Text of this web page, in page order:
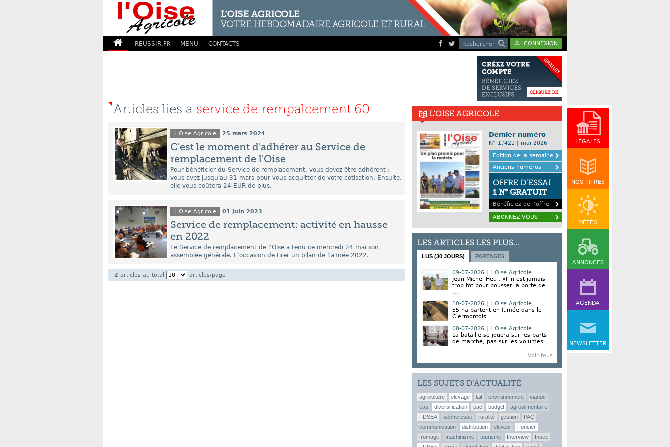
REUSSIR.FR MENU CONTACTS Rechercher CONNEXION
LÉGALES
NOS TITRES
MÉTÉO
ANNONCES
AGENDA
NEWSLETTER
Articles lies a service de rempalcement 60
L'Oise Agricole 25 mars 2024
C'est le moment d'adhérer au Service de
remplacement de l'Oise
Pour bénéficier du Service de remplacement, vous devez être adhérent ;
vous avez jusqu'au 31 mars pour vous acquitter de votre cotisation. Ensuite,
elle vous coûtera 24 EUR de plus.
L'Oise Agricole 01 juin 2023
Service de remplacement: activité en hausse
en 2022
Le Service de remplacement de l’Oise a tenu ce mercredi 24 mai son
assemblée générale. L’occasion de tirer un bilan de l’année 2022.
2 articles au total articles/page
L'OISE AGRICOLE
Dernier numéro
N° 17421 | mai 2026
Edition de la semaine
Anciens numéros
OFFRE D’ESSAI
1 N° GRATUIT
Bénéficiez de l’offre
ABONNEZ-VOUS
LES ARTICLES LES PLUS...
LUS (30 JOURS) PARTAGES
09-07-2026 | L'Oise Agricole
Jean-Michel Heu : «Il n’est jamais
trop tôt pour pousser la porte de
...
10-07-2026 | L'Oise Agricole
55 ha partent en fumée dans le
Clermontois
08-07-2026 | L'Oise Agricole
La bataille se jouera sur les parts
de marché, pas sur les volumes
Voir tous
LES SUJETS D’ACTUALITÉ
agriculture elevage lait environnement
viande
eau
diversification pac budget
agroalimentaire
FDSEA
sécheresse ruralité gestion
PAC
communication
distribution eleveur
Foncier
fromage
machinisme tourisme Interview
Insee